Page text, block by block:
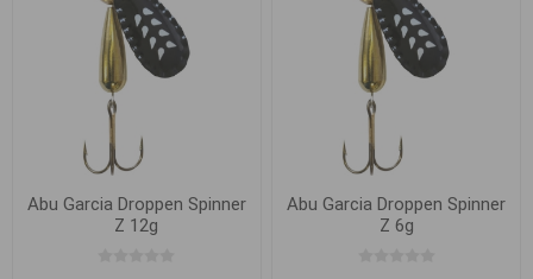
Abu Garcia Droppen Spinner
Z 12g
Abu Garcia Droppen Spinner
Z 6g